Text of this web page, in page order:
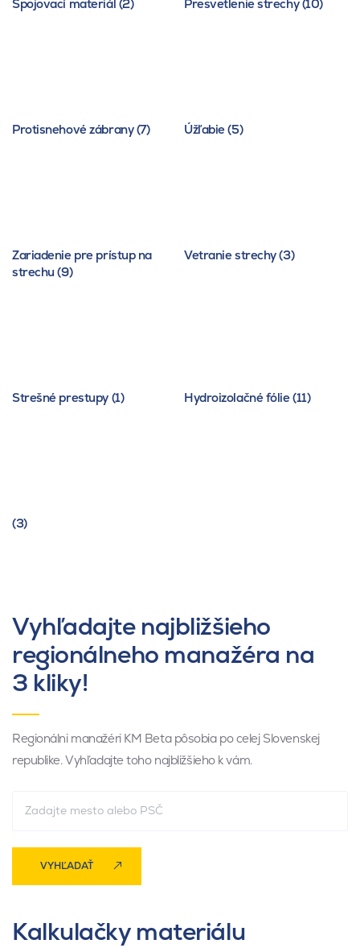
Spojovací materiál (2) Presvetlenie strechy (10)
Protisnehové zábrany (7) Úžľabie (5)
Zariadenie pre prístup na
strechu (9)
Vetranie strechy (3)
Strešné prestupy (1) Hydroizolačné fólie (11)
(3)
Vyhľadajte najbližšieho
regionálneho manažéra na
3 kliky!
Regionálni manažéri KM Beta pôsobia po celej Slovenskej
republike. Vyhľadajte toho najbližšieho k vám.
VYHĽADAŤ
Kalkulačky materiálu